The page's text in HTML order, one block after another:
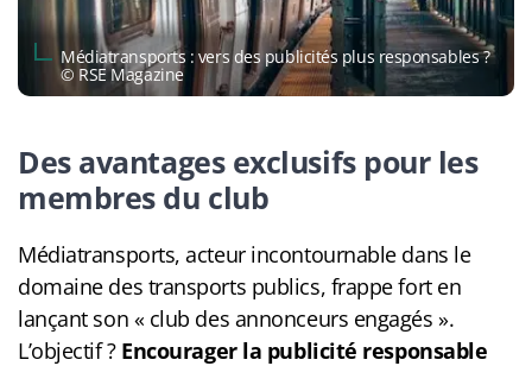
Médiatransports : vers des publicités plus responsables ?
© RSE Magazine
Des avantages exclusifs pour les
membres du club
Médiatransports, acteur incontournable dans le
domaine des transports publics, frappe fort en
lançant son « club des annonceurs engagés ».
L’objectif ? Encourager la publicité responsable